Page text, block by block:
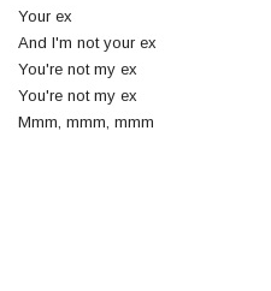
Your ex
And I'm not your ex
You're not my ex
You're not my ex
Mmm, mmm, mmm